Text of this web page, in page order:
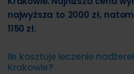
najwyższa to 2000 zł,
1150 zł.
Ile kosztuje leczenie
Krakowie?